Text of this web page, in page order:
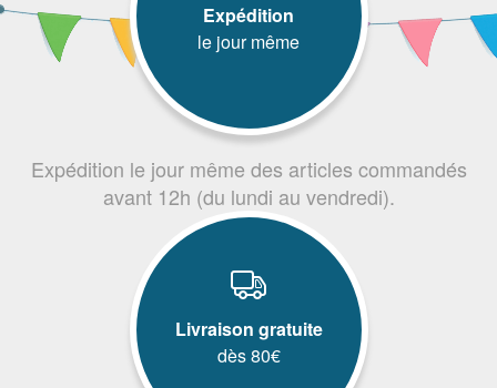
Expédition
le jour même
Expédition le jour même des articles commandés
avant 12h (du lundi au vendredi).
Livraison gratuite
dès 80€